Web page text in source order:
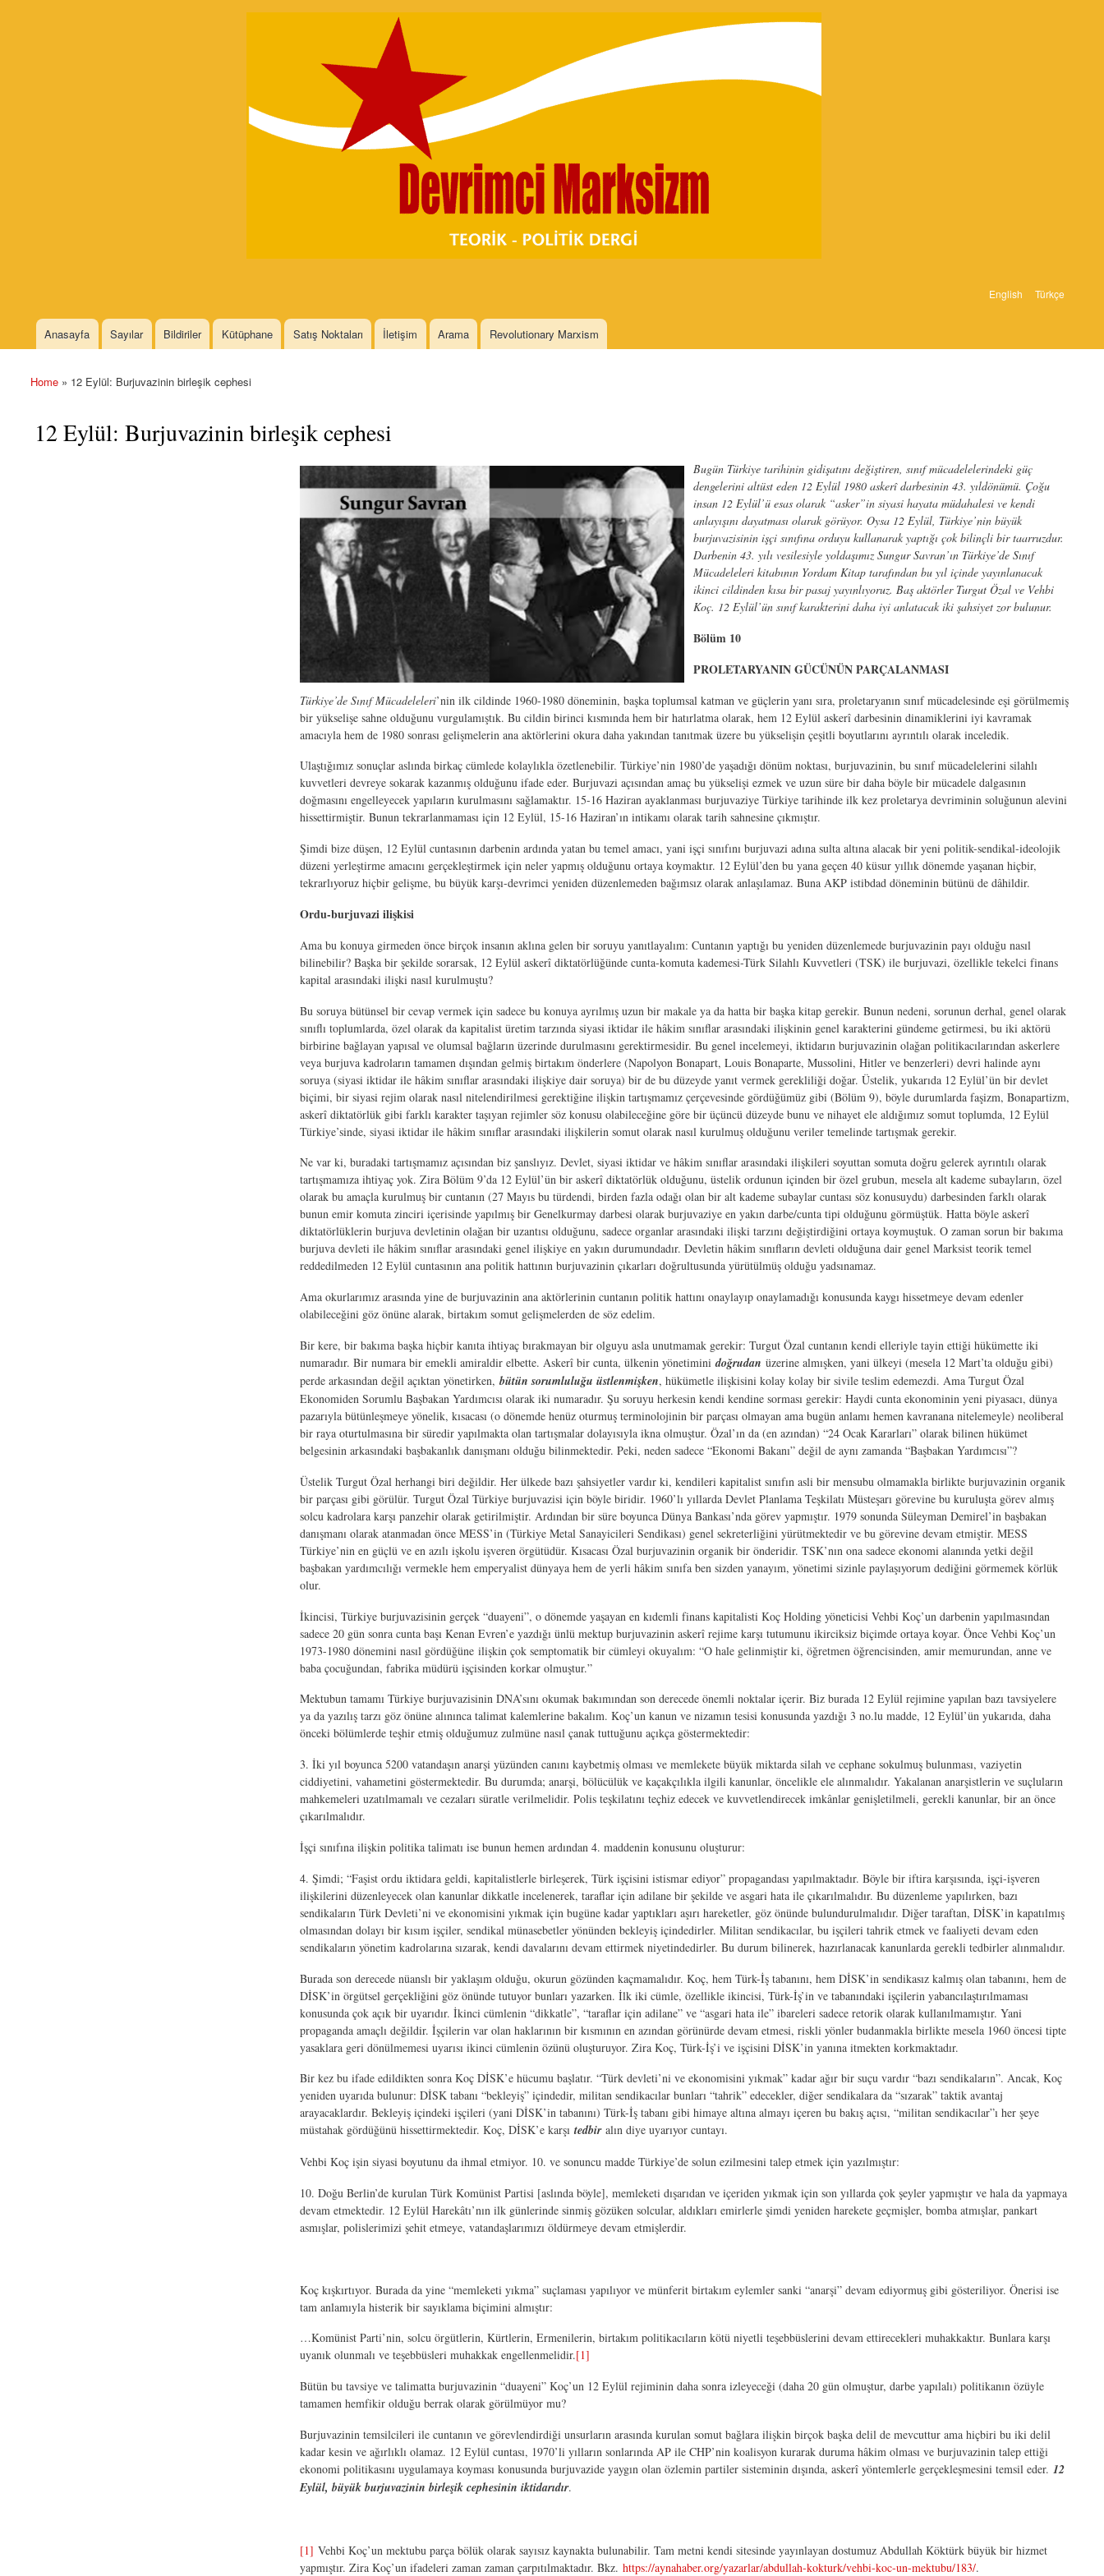
Skip to
English Türkçe
Main menu
Anasayfa Sayılar Bildiriler Kütüphane Satış Noktaları İletişim Arama Revolutionary Marxism
You are here
Home » 12 Eylül: Burjuvazinin birleşik cephesi
12 Eylül: Burjuvazinin birleşik cephesi
Bugün Türkiye tarihinin gidişatını değiştiren, sınıf mücadelelerindeki güç
dengelerini altüst eden 12 Eylül 1980 askerî darbesinin 43. yıldönümü. Çoğu
insan 12 Eylül’ü esas olarak “asker”in siyasi hayata müdahalesi ve kendi
anlayışını dayatması olarak görüyor. Oysa 12 Eylül, Türkiye’nin büyük
burjuvazisinin işçi sınıfına orduyu kullanarak yaptığı çok bilinçli bir taarruzdur.
Darbenin 43. yılı vesilesiyle yoldaşımız Sungur Savran’ın Türkiye’de Sınıf
Mücadeleleri kitabının Yordam Kitap tarafından bu yıl içinde yayınlanacak
ikinci cildinden kısa bir pasaj yayınlıyoruz. Baş aktörler Turgut Özal ve Vehbi
Koç. 12 Eylül’ün sınıf karakterini daha iyi anlatacak iki şahsiyet zor bulunur.
Bölüm 10
PROLETARYANIN GÜCÜNÜN PARÇALANMASI
Türkiye’de Sınıf Mücadeleleri’nin ilk cildinde 1960-1980 döneminin, başka toplumsal katman ve güçlerin yanı sıra, proletaryanın sınıf mücadelesinde eşi görülmemiş
bir yükselişe sahne olduğunu vurgulamıştık. Bu cildin birinci kısmında hem bir hatırlatma olarak, hem 12 Eylül askerî darbesinin dinamiklerini iyi kavramak
amacıyla hem de 1980 sonrası gelişmelerin ana aktörlerini okura daha yakından tanıtmak üzere bu yükselişin çeşitli boyutlarını ayrıntılı olarak inceledik.
Ulaştığımız sonuçlar aslında birkaç cümlede kolaylıkla özetlenebilir. Türkiye’nin 1980’de yaşadığı dönüm noktası, burjuvazinin, bu sınıf mücadelelerini silahlı
kuvvetleri devreye sokarak kazanmış olduğunu ifade eder. Burjuvazi açısından amaç bu yükselişi ezmek ve uzun süre bir daha böyle bir mücadele dalgasının
doğmasını engelleyecek yapıların kurulmasını sağlamaktır. 15-16 Haziran ayaklanması burjuvaziye Türkiye tarihinde ilk kez proletarya devriminin soluğunun alevini
hissettirmiştir. Bunun tekrarlanmaması için 12 Eylül, 15-16 Haziran’ın intikamı olarak tarih sahnesine çıkmıştır.
Şimdi bize düşen, 12 Eylül cuntasının darbenin ardında yatan bu temel amacı, yani işçi sınıfını burjuvazi adına sulta altına alacak bir yeni politik-sendikal-ideolojik
düzeni yerleştirme amacını gerçekleştirmek için neler yapmış olduğunu ortaya koymaktır. 12 Eylül’den bu yana geçen 40 küsur yıllık dönemde yaşanan hiçbir,
tekrarlıyoruz hiçbir gelişme, bu büyük karşı-devrimci yeniden düzenlemeden bağımsız olarak anlaşılamaz. Buna AKP istibdad döneminin bütünü de dâhildir.
Ordu-burjuvazi ilişkisi
Ama bu konuya girmeden önce birçok insanın aklına gelen bir soruyu yanıtlayalım: Cuntanın yaptığı bu yeniden düzenlemede burjuvazinin payı olduğu nasıl
bilinebilir? Başka bir şekilde sorarsak, 12 Eylül askerî diktatörlüğünde cunta-komuta kademesi-Türk Silahlı Kuvvetleri (TSK) ile burjuvazi, özellikle tekelci finans
kapital arasındaki ilişki nasıl kurulmuştu?
Bu soruya bütünsel bir cevap vermek için sadece bu konuya ayrılmış uzun bir makale ya da hatta bir başka kitap gerekir. Bunun nedeni, sorunun derhal, genel olarak
sınıflı toplumlarda, özel olarak da kapitalist üretim tarzında siyasi iktidar ile hâkim sınıflar arasındaki ilişkinin genel karakterini gündeme getirmesi, bu iki aktörü
birbirine bağlayan yapısal ve olumsal bağların üzerinde durulmasını gerektirmesidir. Bu genel incelemeyi, iktidarın burjuvazinin olağan politikacılarından askerlere
veya burjuva kadroların tamamen dışından gelmiş birtakım önderlere (Napolyon Bonapart, Louis Bonaparte, Mussolini, Hitler ve benzerleri) devri halinde aynı
soruya (siyasi iktidar ile hâkim sınıflar arasındaki ilişkiye dair soruya) bir de bu düzeyde yanıt vermek gerekliliği doğar. Üstelik, yukarıda 12 Eylül’ün bir devlet
biçimi, bir siyasi rejim olarak nasıl nitelendirilmesi gerektiğine ilişkin tartışmamız çerçevesinde gördüğümüz gibi (Bölüm 9), böyle durumlarda faşizm, Bonapartizm,
askerî diktatörlük gibi farklı karakter taşıyan rejimler söz konusu olabileceğine göre bir üçüncü düzeyde bunu ve nihayet ele aldığımız somut toplumda, 12 Eylül
Türkiye’sinde, siyasi iktidar ile hâkim sınıflar arasındaki ilişkilerin somut olarak nasıl kurulmuş olduğunu veriler temelinde tartışmak gerekir.
Ne var ki, buradaki tartışmamız açısından biz şanslıyız. Devlet, siyasi iktidar ve hâkim sınıflar arasındaki ilişkileri soyuttan somuta doğru gelerek ayrıntılı olarak
tartışmamıza ihtiyaç yok. Zira Bölüm 9’da 12 Eylül’ün bir askerî diktatörlük olduğunu, üstelik ordunun içinden bir özel grubun, mesela alt kademe subayların, özel
olarak bu amaçla kurulmuş bir cuntanın (27 Mayıs bu türdendi, birden fazla odağı olan bir alt kademe subaylar cuntası söz konusuydu) darbesinden farklı olarak
bunun emir komuta zinciri içerisinde yapılmış bir Genelkurmay darbesi olarak burjuvaziye en yakın darbe/cunta tipi olduğunu görmüştük. Hatta böyle askerî
diktatörlüklerin burjuva devletinin olağan bir uzantısı olduğunu, sadece organlar arasındaki ilişki tarzını değiştirdiğini ortaya koymuştuk. O zaman sorun bir bakıma
burjuva devleti ile hâkim sınıflar arasındaki genel ilişkiye en yakın durumundadır. Devletin hâkim sınıfların devleti olduğuna dair genel Marksist teorik temel
reddedilmeden 12 Eylül cuntasının ana politik hattının burjuvazinin çıkarları doğrultusunda yürütülmüş olduğu yadsınamaz.
Ama okurlarımız arasında yine de burjuvazinin ana aktörlerinin cuntanın politik hattını onaylayıp onaylamadığı konusunda kaygı hissetmeye devam edenler
olabileceğini göz önüne alarak, birtakım somut gelişmelerden de söz edelim.
Bir kere, bir bakıma başka hiçbir kanıta ihtiyaç bırakmayan bir olguyu asla unutmamak gerekir: Turgut Özal cuntanın kendi elleriyle tayin ettiği hükümette iki
numaradır. Bir numara bir emekli amiraldir elbette. Askerî bir cunta, ülkenin yönetiminidoğrudan üzerine almışken, yani ülkeyi (mesela 12 Mart’ta olduğu gibi)
perde arkasından değil açıktan yönetirken, bütün sorumluluğu üstlenmişken, hükümetle ilişkisini kolay kolay bir sivile teslim edemezdi. Ama Turgut Özal
Ekonomiden Sorumlu Başbakan Yardımcısı olarak iki numaradır. Şu soruyu herkesin kendi kendine sorması gerekir: Haydi cunta ekonominin yeni piyasacı, dünya
pazarıyla bütünleşmeye yönelik, kısacası (o dönemde henüz oturmuş terminolojinin bir parçası olmayan ama bugün anlamı hemen kavranana nitelemeyle) neoliberal
bir raya oturtulmasına bir süredir yapılmakta olan tartışmalar dolayısıyla ikna olmuştur. Özal’ın da (en azından) “24 Ocak Kararları” olarak bilinen hükümet
belgesinin arkasındaki başbakanlık danışmanı olduğu bilinmektedir. Peki, neden sadece “Ekonomi Bakanı” değil de aynı zamanda “Başbakan Yardımcısı”?
Üstelik Turgut Özal herhangi biri değildir. Her ülkede bazı şahsiyetler vardır ki, kendileri kapitalist sınıfın asli bir mensubu olmamakla birlikte burjuvazinin organik
bir parçası gibi görülür. Turgut Özal Türkiye burjuvazisi için böyle biridir. 1960’lı yıllarda Devlet Planlama Teşkilatı Müsteşarı görevine bu kuruluşta görev almış
solcu kadrolara karşı panzehir olarak getirilmiştir. Ardından bir süre boyunca Dünya Bankası’nda görev yapmıştır. 1979 sonunda Süleyman Demirel’in başbakan
danışmanı olarak atanmadan önce MESS’in (Türkiye Metal Sanayicileri Sendikası) genel sekreterliğini yürütmektedir ve bu görevine devam etmiştir. MESS
Türkiye’nin en güçlü ve en azılı işkolu işveren örgütüdür. Kısacası Özal burjuvazinin organik bir önderidir. TSK’nın ona sadece ekonomi alanında yetki değil
başbakan yardımcılığı vermekle hem emperyalist dünyaya hem de yerli hâkim sınıfa ben sizden yanayım, yönetimi sizinle paylaşıyorum dediğini görmemek körlük
olur.
İkincisi, Türkiye burjuvazisinin gerçek “duayeni”, o dönemde yaşayan en kıdemli finans kapitalisti Koç Holding yöneticisi Vehbi Koç’un darbenin yapılmasından
sadece 20 gün sonra cunta başı Kenan Evren’e yazdığı ünlü mektup burjuvazinin askerî rejime karşı tutumunu ikirciksiz biçimde ortaya koyar. Önce Vehbi Koç’un
1973-1980 dönemini nasıl gördüğüne ilişkin çok semptomatik bir cümleyi okuyalım: “O hale gelinmiştir ki, öğretmen öğrencisinden, amir memurundan, anne ve
baba çocuğundan, fabrika müdürü işçisinden korkar olmuştur.”
Mektubun tamamı Türkiye burjuvazisinin DNA’sını okumak bakımından son derecede önemli noktalar içerir. Biz burada 12 Eylül rejimine yapılan bazı tavsiyelere
ya da yazılış tarzı göz önüne alınınca talimat kalemlerine bakalım. Koç’un kanun ve nizamın tesisi konusunda yazdığı 3 no.lu madde, 12 Eylül’ün yukarıda, daha
önceki bölümlerde teşhir etmiş olduğumuz zulmüne nasıl çanak tuttuğunu açıkça göstermektedir:
3. İki yıl boyunca 5200 vatandaşın anarşi yüzünden canını kaybetmiş olması ve memlekete büyük miktarda silah ve cephane sokulmuş bulunması, vaziyetin
ciddiyetini, vahametini göstermektedir. Bu durumda; anarşi, bölücülük ve kaçakçılıkla ilgili kanunlar, öncelikle ele alınmalıdır. Yakalanan anarşistlerin ve suçluların
mahkemeleri uzatılmamalı ve cezaları süratle verilmelidir. Polis teşkilatını teçhiz edecek ve kuvvetlendirecek imkânlar genişletilmeli, gerekli kanunlar, bir an önce
çıkarılmalıdır.
İşçi sınıfına ilişkin politika talimatı ise bunun hemen ardından 4. maddenin konusunu oluşturur:
4. Şimdi; “Faşist ordu iktidara geldi, kapitalistlerle birleşerek, Türk işçisini istismar ediyor” propagandası yapılmaktadır. Böyle bir iftira karşısında, işçi-işveren
ilişkilerini düzenleyecek olan kanunlar dikkatle incelenerek, taraflar için adilane bir şekilde ve asgari hata ile çıkarılmalıdır. Bu düzenleme yapılırken, bazı
sendikaların Türk Devleti’ni ve ekonomisini yıkmak için bugüne kadar yaptıkları aşırı hareketler, göz önünde bulundurulmalıdır. Diğer taraftan, DİSK’in kapatılmış
olmasından dolayı bir kısım işçiler, sendikal münasebetler yönünden bekleyiş içindedirler. Militan sendikacılar, bu işçileri tahrik etmek ve faaliyeti devam eden
sendikaların yönetim kadrolarına sızarak, kendi davalarını devam ettirmek niyetindedirler. Bu durum bilinerek, hazırlanacak kanunlarda gerekli tedbirler alınmalıdır.
Burada son derecede nüanslı bir yaklaşım olduğu, okurun gözünden kaçmamalıdır. Koç, hem Türk-İş tabanını, hem DİSK’in sendikasız kalmış olan tabanını, hem de
DİSK’in örgütsel gerçekliğini göz önünde tutuyor bunları yazarken. İlk iki cümle, özellikle ikincisi, Türk-İş’in ve tabanındaki işçilerin yabancılaştırılmaması
konusunda çok açık bir uyarıdır. İkinci cümlenin “dikkatle”, “taraflar için adilane” ve “asgari hata ile” ibareleri sadece retorik olarak kullanılmamıştır. Yani
propaganda amaçlı değildir. İşçilerin var olan haklarının bir kısmının en azından görünürde devam etmesi, riskli yönler budanmakla birlikte mesela 1960 öncesi tipte
yasaklara geri dönülmemesi uyarısı ikinci cümlenin özünü oluşturuyor. Zira Koç, Türk-İş’i ve işçisini DİSK’in yanına itmekten korkmaktadır.
Bir kez bu ifade edildikten sonra Koç DİSK’e hücumu başlatır. “Türk devleti’ni ve ekonomisini yıkmak” kadar ağır bir suçu vardır “bazı sendikaların”. Ancak, Koç
yeniden uyarıda bulunur: DİSK tabanı “bekleyiş” içindedir, militan sendikacılar bunları “tahrik” edecekler, diğer sendikalara da “sızarak” taktik avantaj
arayacaklardır. Bekleyiş içindeki işçileri (yani DİSK’in tabanını) Türk-İş tabanı gibi himaye altına almayı içeren bu bakış açısı, “militan sendikacılar”ı her şeye
müstahak gördüğünü hissettirmektedir. Koç, DİSK’e karşı tedbiralın diye uyarıyor cuntayı.
Vehbi Koç işin siyasi boyutunu da ihmal etmiyor. 10. ve sonuncu madde Türkiye’de solun ezilmesini talep etmek için yazılmıştır:
10. Doğu Berlin’de kurulan Türk Komünist Partisi [aslında böyle], memleketi dışarıdan ve içeriden yıkmak için son yıllarda çok şeyler yapmıştır ve hala da yapmaya
devam etmektedir. 12 Eylül Harekâtı’nın ilk günlerinde sinmiş gözüken solcular, aldıkları emirlerle şimdi yeniden harekete geçmişler, bomba atmışlar, pankart
asmışlar, polislerimizi şehit etmeye, vatandaşlarımızı öldürmeye devam etmişlerdir.
Koç kışkırtıyor. Burada da yine “memleketi yıkma” suçlaması yapılıyor ve münferit birtakım eylemler sanki “anarşi” devam ediyormuş gibi gösteriliyor. Önerisi ise
tam anlamıyla histerik bir sayıklama biçimini almıştır:
…Komünist Parti’nin, solcu örgütlerin, Kürtlerin, Ermenilerin, birtakım politikacıların kötü niyetli teşebbüslerini devam ettirecekleri muhakkaktır. Bunlara karşı
uyanık olunmalı ve teşebbüsleri muhakkak engellenmelidir.[1]
Bütün bu tavsiye ve talimatta burjuvazinin “duayeni” Koç’un 12 Eylül rejiminin daha sonra izleyeceği (daha 20 gün olmuştur, darbe yapılalı) politikanın özüyle
tamamen hemfikir olduğu berrak olarak görülmüyor mu?
Burjuvazinin temsilcileri ile cuntanın ve görevlendirdiği unsurların arasında kurulan somut bağlara ilişkin birçok başka delil de mevcuttur ama hiçbiri bu iki delil
kadar kesin ve ağırlıklı olamaz. 12 Eylül cuntası, 1970’li yılların sonlarında AP ile CHP’nin koalisyon kurarak duruma hâkim olması ve burjuvazinin talep ettiği
ekonomi politikasını uygulamaya koyması konusunda burjuvazide yaygın olan özlemin partiler sisteminin dışında, askerî yöntemlerle gerçekleşmesini temsil eder. 12
Eylül, büyük burjuvazinin birleşik cephesinin iktidarıdır.
[1] Vehbi Koç’un mektubu parça bölük olarak sayısız kaynakta bulunabilir. Tam metni kendi sitesinde yayınlayan dostumuz Abdullah Köktürk büyük bir hizmet
yapmıştır. Zira Koç’un ifadeleri zaman zaman çarpıtılmaktadır. Bkz. https://aynahaber.org/yazarlar/abdullah-kokturk/vehbi-koc-un-mektubu/183/.